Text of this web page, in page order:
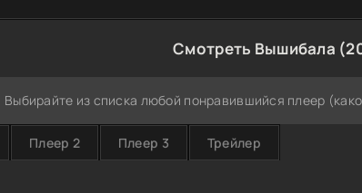
Смотреть Вышибала
Выбирайте из списка любой понравившийся плеер
Плеер 2 Плеер 3 Трейлер